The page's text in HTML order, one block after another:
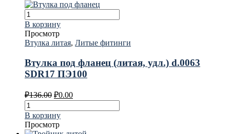
В корзину
Просмотр
Втулка литая, Литые фитинги
Втулка под фланец (литая, удл.) d.0063
SDR17 ПЭ100
₽136.00 ₽0.00
В корзину
Просмотр